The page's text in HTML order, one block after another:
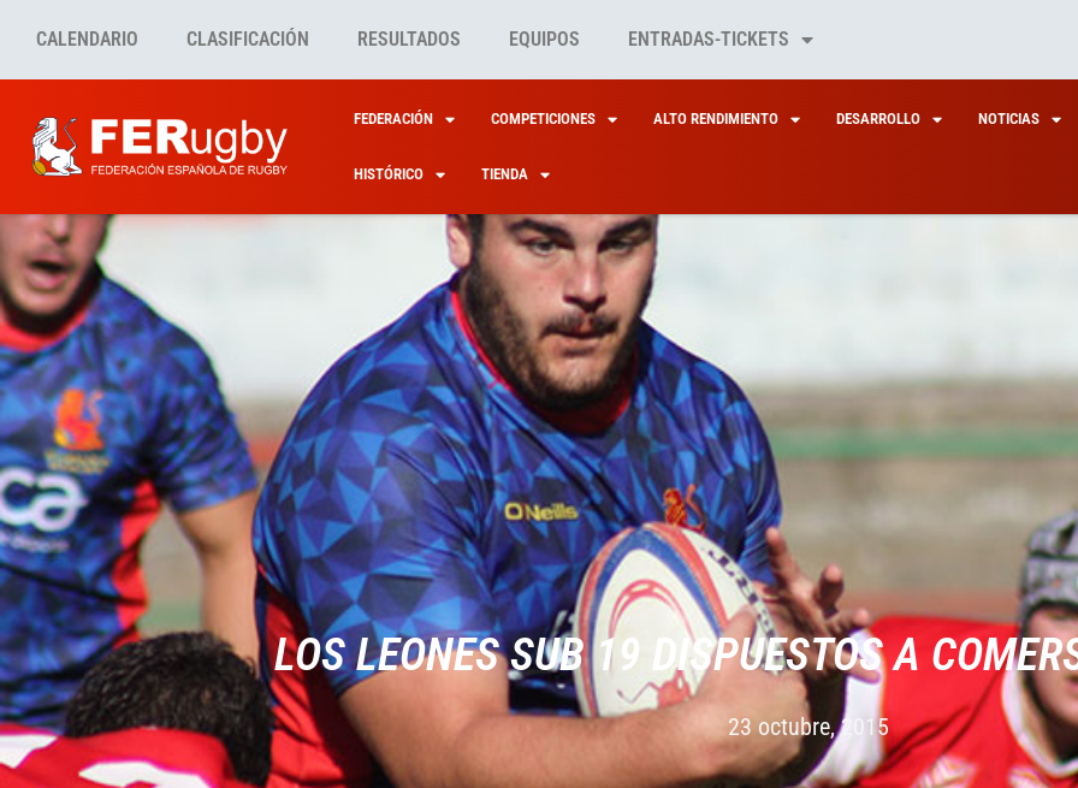
CALENDARIO CLASIFICACIÓN RESULTADOS EQUIPOS ENTRADAS-TICKETS
FEDERACIÓN COMPETICIONES ALTO RENDIMIENTO DESARROLLO NOTICIAS
HISTÓRICO TIENDA
LOS LEONES SUB 19 DISPUESTOS A
23 octubre, 2015